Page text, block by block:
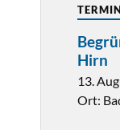
Hirn
13.
Ort: